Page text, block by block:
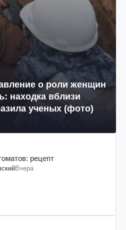
о роли женщин
находка вблизи
ученых (фото)
рецепт
Вчера